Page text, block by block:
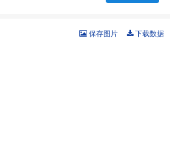
下载数据
保存图片